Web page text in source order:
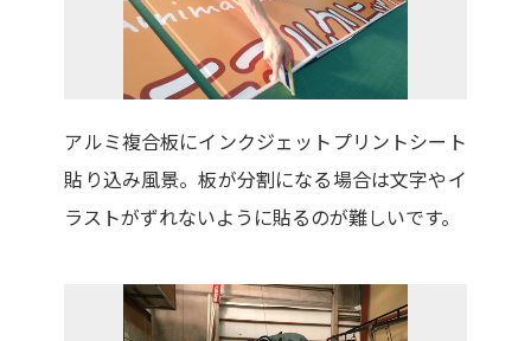
アルミ複合板にインクジェットプリントシート
貼り込み風景。板が分割になる場合は文字やイ
ラストがずれないように貼るのが難しいです。